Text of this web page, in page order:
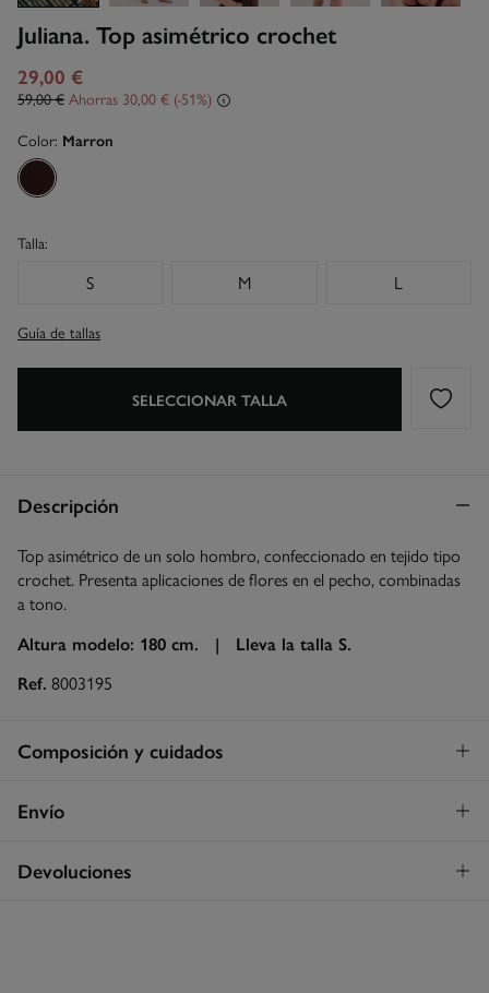
Juliana. Top asimétrico crochet
29,00 €
59,00 € Ahorras 30,00 € 51
Color: Marron
Talla:
S M L
Guía de tallas
SELECCIONAR TALLA
Descripción
Top asimétrico de un solo hombro, confeccionado en tejido tipo
crochet. Presenta aplicaciones de flores en el pecho, combinadas
a tono.
Altura modelo: 180 cm. | Lleva la talla S.
Ref. 8003195
Composición y cuidados
Composición
Cuidados
Envío
Envío a tienda
¡GRATIS!
Devoluciones